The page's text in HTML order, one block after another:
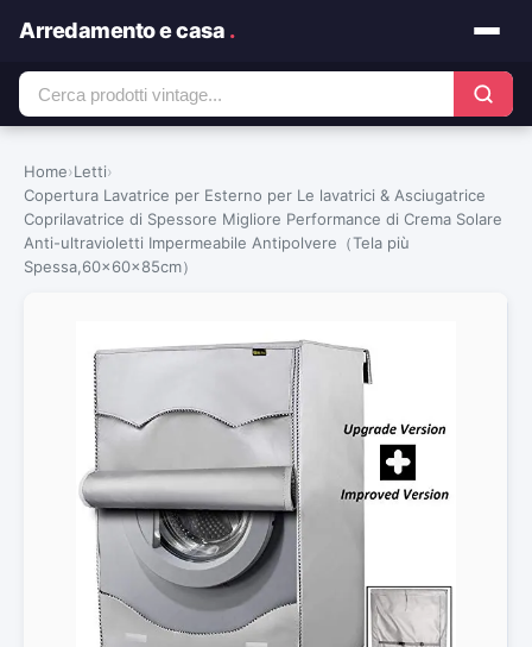
Arredamento e casa .
Home›Letti›
Copertura Lavatrice per Esterno per Le lavatrici & Asciugatrice
Coprilavatrice di Spessore Migliore Performance di Crema Solare
Anti-ultravioletti Impermeabile Antipolvere（Tela più
Spessa,60x60x85cm）